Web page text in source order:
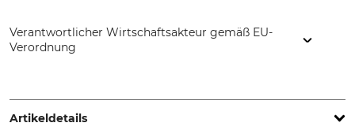
Verantwortlicher Wirtschaftsakteur gemäß EU-
Verordnung
28876 Oyten, Germany, www.overhues-schuessler.de
Artikeldetails